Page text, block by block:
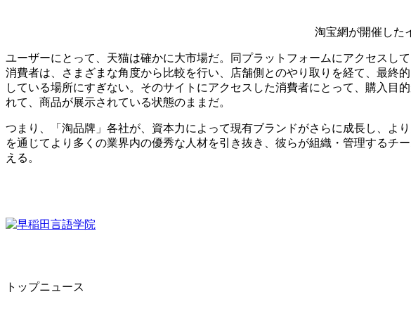
淘宝網が開催した
ユーザーにとって、天猫は確かに大市場だ。同プラットフォームにアクセスし
消費者は、さまざまな角度から比較を行い、店舗側とのやり取りを経て、最終
している場所にすぎない。そのサイトにアクセスした消費者にとって、購入目
れて、商品が展示されている状態のままだ。
つまり、「淘品牌」各社が、資本力によって現有ブランドがさらに成長し、よ
を通じてより多くの業界内の優秀な人材を引き抜き、彼らが組織・管理する
える。
トップニュース